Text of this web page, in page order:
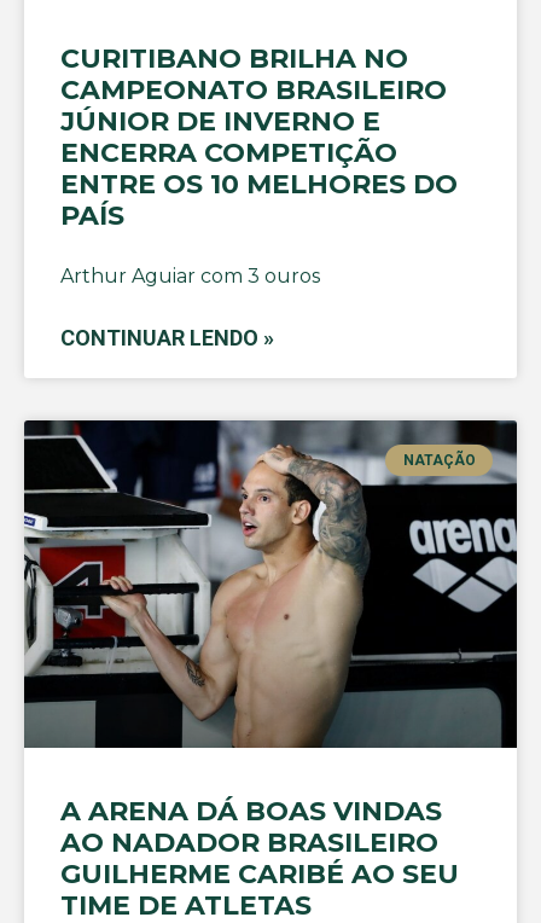
CURITIBANO BRILHA NO
CAMPEONATO BRASILEIRO
JÚNIOR DE INVERNO E
ENCERRA COMPETIÇÃO
ENTRE OS 10 MELHORES DO
PAÍS
Arthur Aguiar com 3 ouros
CONTINUAR LENDO »
NATAÇÃO
A ARENA DÁ BOAS VINDAS
AO NADADOR BRASILEIRO
GUILHERME CARIBÉ AO SEU
TIME DE ATLETAS